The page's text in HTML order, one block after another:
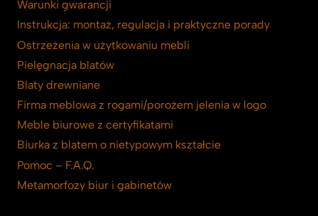
Warunki gwarancji
Instrukcja: montaż, regulacja i praktyczne porady
Ostrzeżenia w użytkowaniu mebli
Pielęgnacja blatów
Blaty drewniane
Firma meblowa z rogami/porożem jelenia w logo
Meble biurowe z certyfikatami
Biurka z blatem o nietypowym kształcie
Pomoc – F.A.Q.
Metamorfozy biur i gabinetów